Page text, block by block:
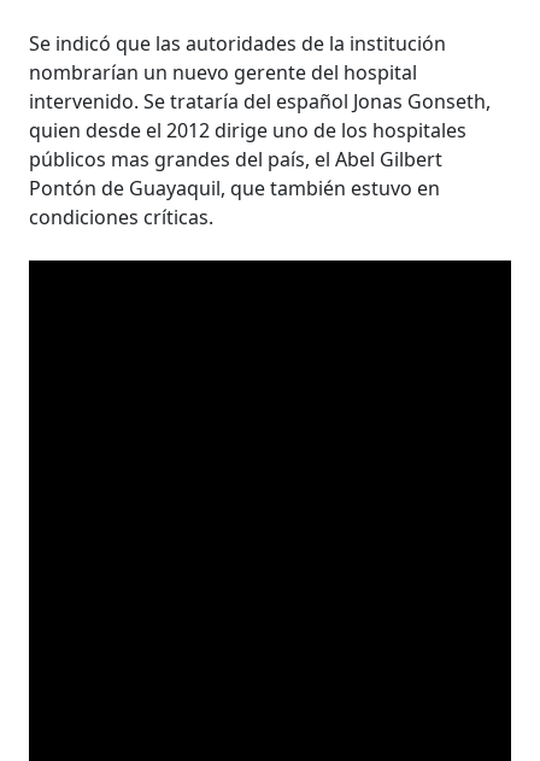
Se indicó que las autoridades de la institución
nombrarían un nuevo gerente del hospital
intervenido. Se trataría del español Jonas Gonseth,
quien desde el 2012 dirige uno de los hospitales
públicos mas grandes del país, el Abel Gilbert
Pontón de Guayaquil, que también estuvo en
condiciones críticas.